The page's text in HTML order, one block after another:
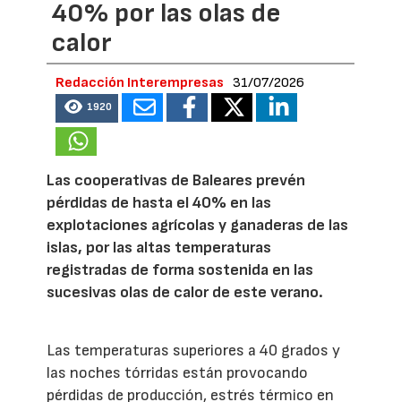
40% por las olas de
calor
Redacción Interempresas 31/07/2026
1920
Las cooperativas de Baleares prevén
pérdidas de hasta el 40% en las
explotaciones agrícolas y ganaderas de las
islas, por las altas temperaturas
registradas de forma sostenida en las
sucesivas olas de calor de este verano.
Las temperaturas superiores a 40 grados y
las noches tórridas están provocando
pérdidas de producción, estrés térmico en